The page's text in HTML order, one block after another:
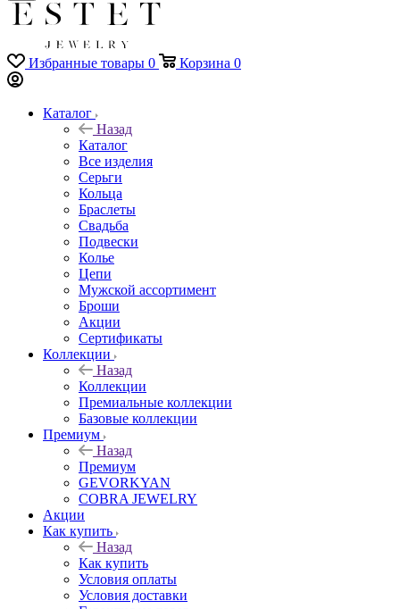
Избранные товары 0 Корзина 0
Каталог
Назад
Каталог
Все изделия
Серьги
Кольца
Браслеты
Свадьба
Подвески
Колье
Цепи
Мужской ассортимент
Броши
Акции
Сертификаты
Коллекции
Назад
Коллекции
Премиальные коллекции
Базовые коллекции
Премиум
Назад
Премиум
GEVORKYAN
COBRA JEWELRY
Акции
Как купить
Назад
Как купить
Условия оплаты
Условия доставки